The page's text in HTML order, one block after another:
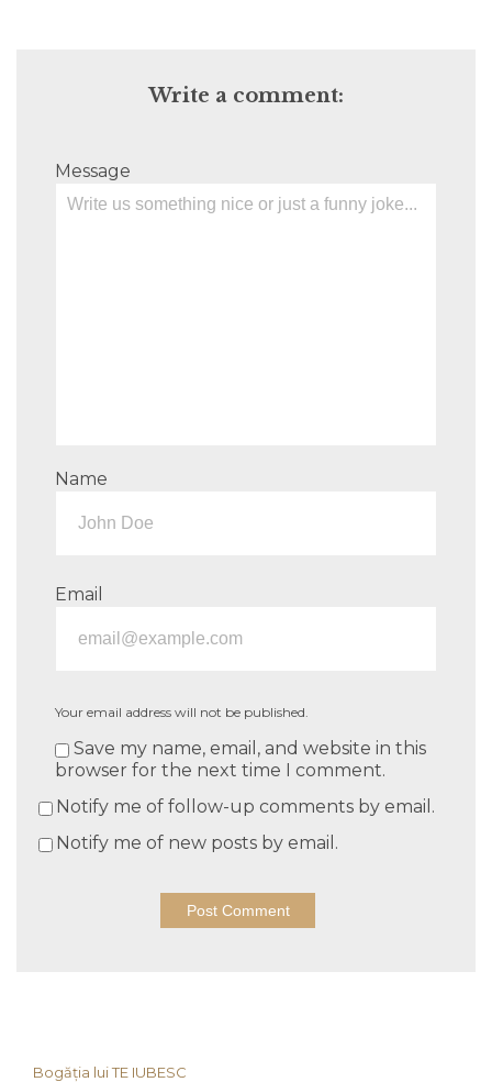
Write a comment:
Message
Name
Email
Your email address will not be published.
Save my name, email, and website in this
browser for the next time I comment.
Notify me of follow-up comments by email.
Notify me of new posts by email.
Bogăția lui TE IUBESC